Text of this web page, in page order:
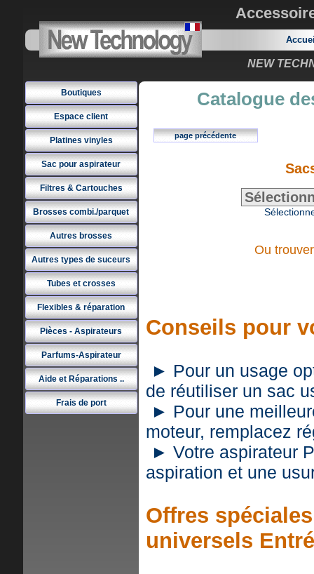
NEW
Boutiques
Espace client
Platines vinyles
Sac pour aspirateur
Filtres & Cartouches
Brosses combi./parquet
Autres brosses
Autres types de suceurs
Tubes et crosses
Flexibles & réparation
Pièces - Aspirateurs
Parfums-Aspirateur
Aide et Réparations ..
Frais de port
Catalogue
page précédente
Ou
Conseils pour
► Pour un usage
de réutiliser un sac
► Pour une
moteur, remplacez
► Votre aspirateur
aspiration et une
Offres
universels